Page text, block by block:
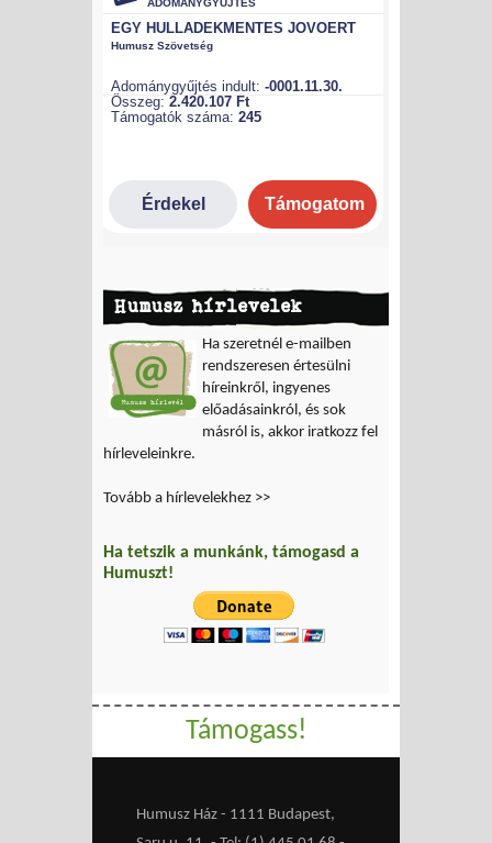
Humusz hírlevelek
Ha szeretnél e-mailben
rendszeresen értesülni
híreinkről, ingyenes
előadásainkról, és sok
másról is, akkor iratkozz fel
hírleveleinkre.
Tovább a hírlevelekhez >>
Ha tetszik a munkánk, támogasd a
Humuszt!
Támogass!
Humusz Ház - 1111 Budapest,